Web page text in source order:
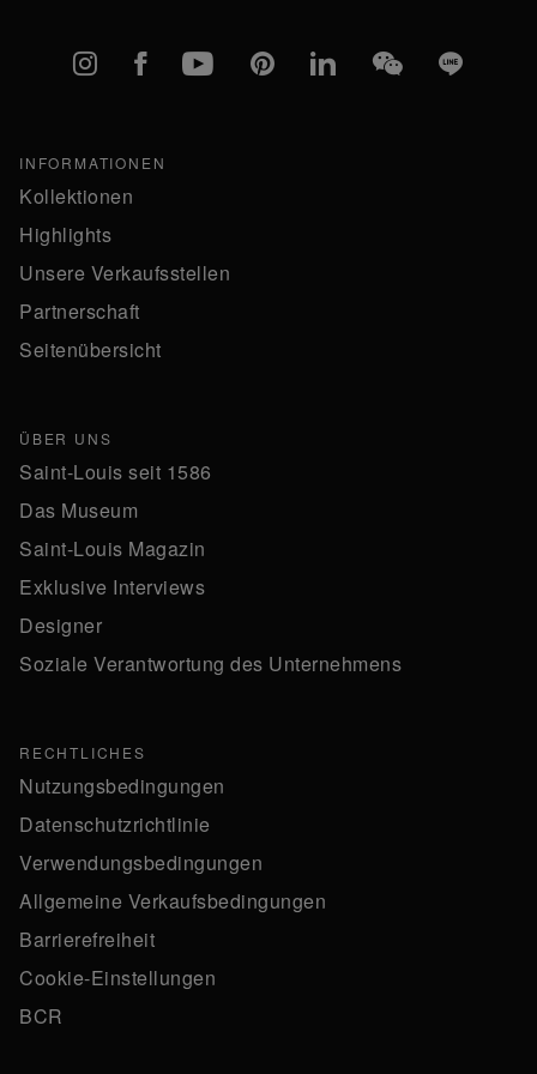
Instagram
FacebookYouTubePinterestlinkedInWeChatLine
INFORMATIONEN
Kollektionen
Highlights
Unsere Verkaufsstellen
Partnerschaft
Seitenübersicht
ÜBER UNS
Saint-Louis seit 1586
Das Museum
Saint-Louis Magazin
Exklusive Interviews
Designer
Soziale Verantwortung des Unternehmens
RECHTLICHES
Nutzungsbedingungen
Datenschutzrichtlinie
Verwendungsbedingungen
Allgemeine Verkaufsbedingungen
Barrierefreiheit
Cookie-Einstellungen
BCR